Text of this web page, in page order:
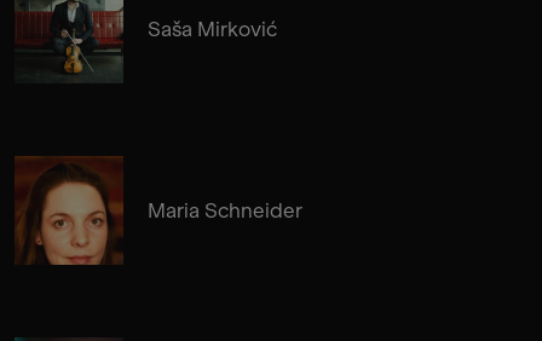
Saša Mirković
Maria Schneider